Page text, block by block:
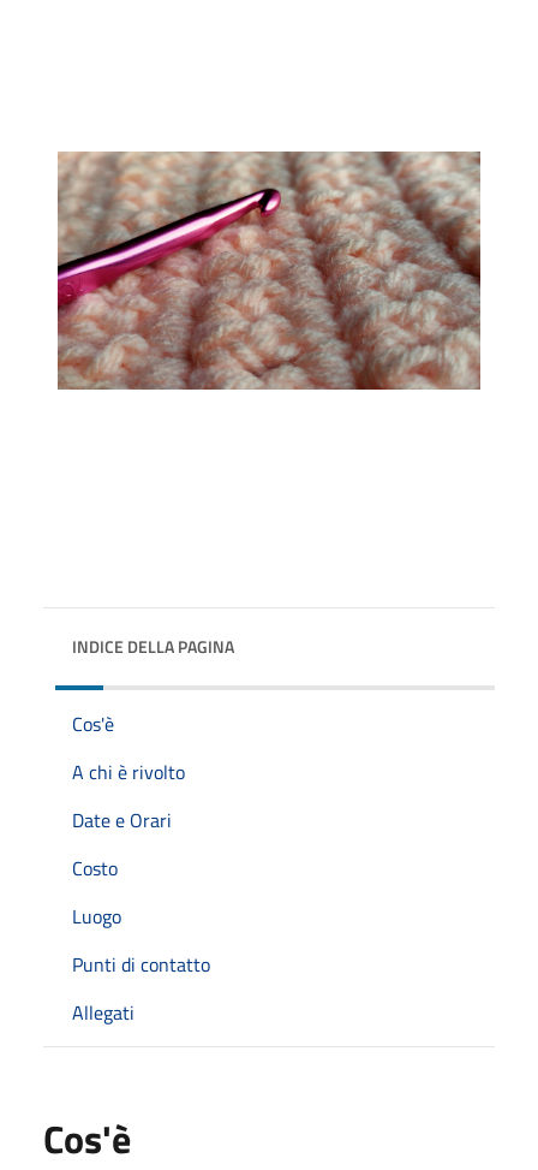
INDICE DELLA PAGINA
Cos'è
A chi è rivolto
Date e Orari
Costo
Luogo
Punti di contatto
Allegati
Cos'è